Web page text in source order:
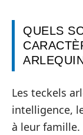
QUELS
Les teckels
intelligence,
à leur famille.